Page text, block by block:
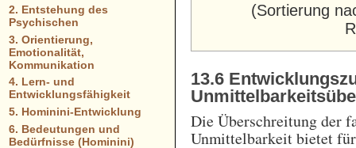
(Sortierung
13.6
Die Überschreitung der
Unmittelbarkeit bietet für
2. Entstehung des
Psychischen
3. Orientierung,
Emotionalität,
Kommunikation
4. Lern- und
Entwicklungsfähigkeit
5. Hominini-Entwicklung
6. Bedeutungen und
Bedürfnisse (Hominini)